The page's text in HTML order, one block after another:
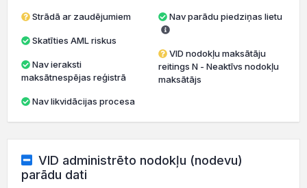
Strādā ar zaudējumiem
Skatīties AML riskus
maksātnespējas reģistrā
Nav likvidācijas procesa
Nav parādu piedziņas lietu
VID nodokļu maksātāju
reitings N - Neaktīvs nodokļu
maksātājs
VID administrēto nodokļu (nodevu)
parādu dati